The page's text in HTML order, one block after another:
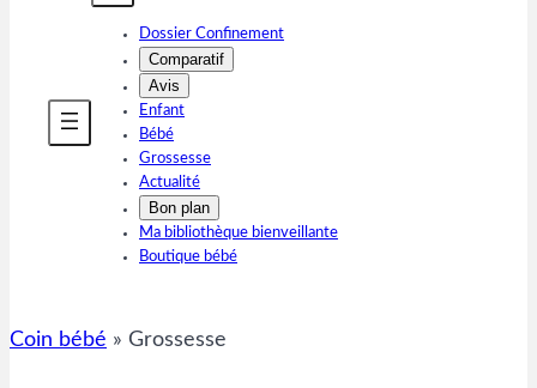
Dossier Confinement
Comparatif
Avis
Enfant
Bébé
Grossesse
Actualité
Bon plan
Ma bibliothèque bienveillante
Boutique bébé
Coin bébé » Grossesse